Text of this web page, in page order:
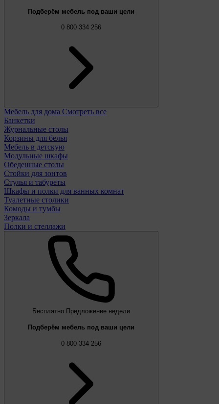
Подберём мебель под ваши цели
0 800 334 256
Мебель для дома Смотреть все
Банкетки
Журнальные столы
Корзины для белья
Мебель в детскую
Модульные шкафы
Обеденные столы
Стойки для зонтов
Стулья и табуреты
Шкафы и полки для ванных комнат
Туалетные столики
Комоды и тумбы
Зеркала
Полки и стеллажи
Бесплатно Предложение недели
Подберём мебель под ваши цели
0 800 334 256